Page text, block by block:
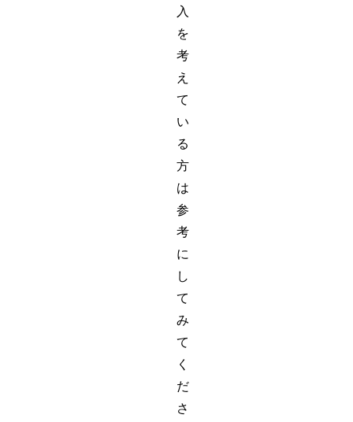
入
を
考
え
て
い
る
方
は
参
考
に
し
て
み
て
く
だ
さ